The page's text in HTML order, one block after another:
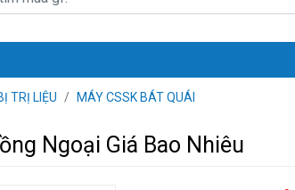
TRỊ LIỆU MÁY CSSK BÁT QUÁI
Ngoại Giá Bao Nhiêu